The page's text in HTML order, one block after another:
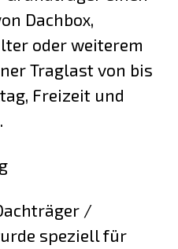
Dachbox,
oder weiterem
Traglast von bis
Freizeit und
/
speziell für